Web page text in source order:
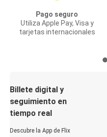
Pago seguro
Utiliza Apple Pay, Visa y
tarjetas internacionales
Billete digital y
seguimiento en
tiempo real
Descubre la App de Flix